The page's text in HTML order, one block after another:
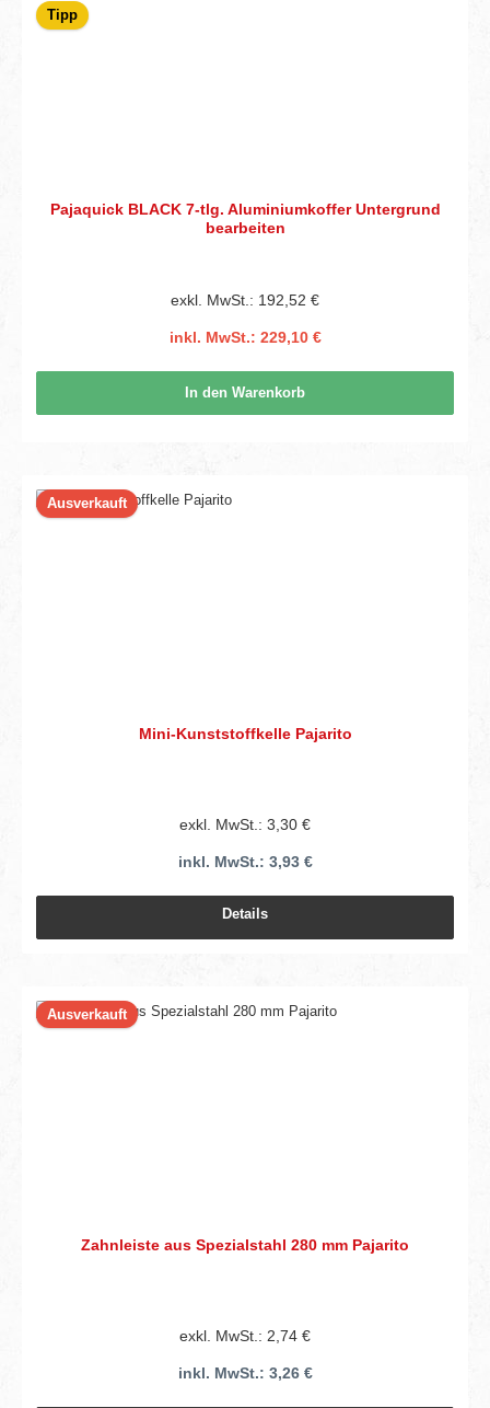
Tipp
Pajaquick BLACK 7-tlg. Aluminiumkoffer Untergrund
bearbeiten
exkl. MwSt.: 192,52 €
inkl. MwSt.: 229,10 €
In den Warenkorb
Ausverkauft
Mini-Kunststoffkelle Pajarito
exkl. MwSt.: 3,30 €
inkl. MwSt.: 3,93 €
Details
Ausverkauft
Zahnleiste aus Spezialstahl 280 mm Pajarito
exkl. MwSt.: 2,74 €
inkl. MwSt.: 3,26 €